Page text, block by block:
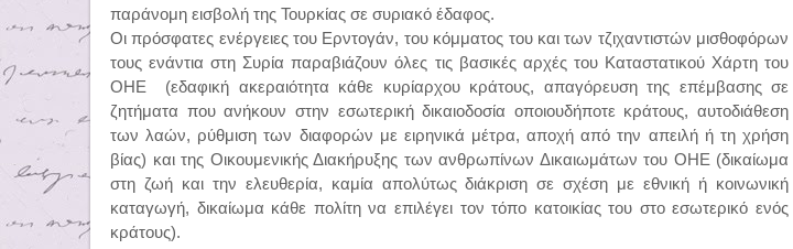
παράνομη εισβολή της Τουρκίας σε συριακό έδαφος.
Οι πρόσφατες ενέργειες του Ερντογάν, του κόμματος του και των τζιχαντιστών μισθοφόρων
τους ενάντια στη Συρία παραβιάζουν όλες τις βασικές αρχές του Καταστατικού Χάρτη του
ΟΗΕ
(εδαφική ακεραιότητα κάθε κυρίαρχου κράτους, απαγόρευση της επέμβασης σε
ζητήματα που ανήκουν στην εσωτερική δικαιοδοσία οποιουδήποτε κράτους, αυτοδιάθεση
των λαών, ρύθμιση των διαφορών με ειρηνικά μέτρα, αποχή από την απειλή ή τη χρήση
βίας) και της Οικουμενικής Διακήρυξης των ανθρωπίνων Δικαιωμάτων του ΟΗΕ (δικαίωμα
στη ζωή και την ελευθερία, καμία απολύτως διάκριση σε σχέση με εθνική ή κοινωνική
καταγωγή, δικαίωμα κάθε πολίτη να επιλέγει τον τόπο κατοικίας του στο εσωτερικό ενός
κράτους).